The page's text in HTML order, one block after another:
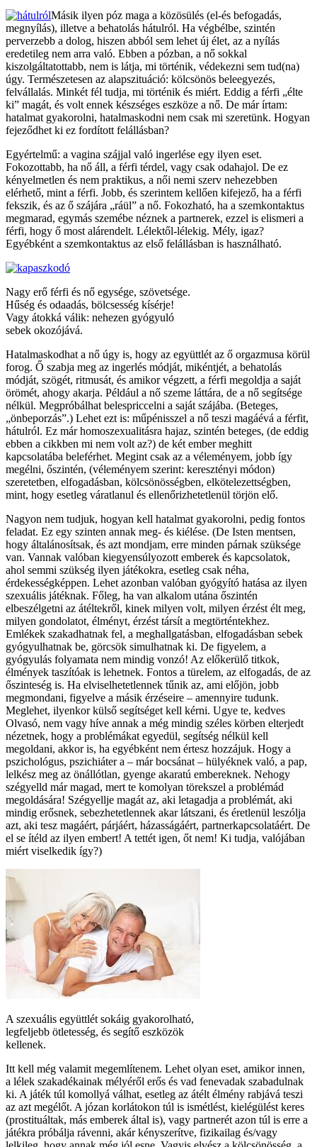
Másik ilyen póz maga a közösülés (el-és befogadás,
megnyílás), illetve a behatolás hátulról. Ha végbélbe, szintén
perverzebb a dolog, hiszen abból sem lehet új élet, az a nyílás
eredetileg nem arra való. Ebben a pózban, a nő sokkal
kiszolgáltatottabb, nem is látja, mi történik, védekezni sem tud(na)
úgy. Természetesen az alapszituáció: kölcsönös beleegyezés,
felvállalás. Minkét fél tudja, mi történik és miért. Eddig a férfi „élte
ki” magát, és volt ennek készséges eszköze a nő. De már írtam:
hatalmat gyakorolni, hatalmaskodni nem csak mi szeretünk. Hogyan
fejeződhet ki ez fordított felállásban?
Egyértelmű: a vagina szájjal való ingerlése egy ilyen eset.
Fokozottabb, ha nő áll, a férfi térdel, vagy csak odahajol. De ez
kényelmetlen és nem praktikus, a női nemi szerv nehezebben
elérhető, mint a férfi. Jobb, és szerintem kellően kifejező, ha a férfi
fekszik, és az ő szájára „ráül” a nő. Fokozható, ha a szemkontaktus
megmarad, egymás szemébe néznek a partnerek, ezzel is elismeri a
férfi, hogy ő most alárendelt. Lélektől-lélekig. Mély, igaz?
Egyébként a szemkontaktus az első felállásban is használható.
Nagy erő férfi és nő egysége, szövetsége.
Hűség és odaadás, bölcsesség kísérje!
Vagy átokká válik: nehezen gyógyuló
sebek okozójává.
Hatalmaskodhat a nő úgy is, hogy az együttlét az ő orgazmusa körül
forog. Ő szabja meg az ingerlés módját, mikéntjét, a behatolás
módját, szögét, ritmusát, és amikor végzett, a férfi megoldja a saját
örömét, ahogy akarja. Például a nő szeme láttára, de a nő segítsége
nélkül. Megpróbálhat belespriccelni a saját szájába. (Beteges,
„önbeporzás”.) Lehet ezt is: műpénisszel a nő teszi magáévá a férfit,
hátulról. Ez már homoszexualitásra hajaz, szintén beteges, (de eddig
ebben a cikkben mi nem volt az?) de két ember meghitt
kapcsolatába beleférhet. Megint csak az a véleményem, jobb így
megélni, őszintén, (véleményem szerint: keresztényi módon)
szeretetben, elfogadásban, kölcsönösségben, elkötelezettségben,
mint, hogy esetleg váratlanul és ellenőrizhetetlenül törjön elő.
Nagyon nem tudjuk, hogyan kell hatalmat gyakorolni, pedig fontos
feladat. Ez egy szinten annak meg- és kiélése. (De Isten mentsen,
hogy általánosítsak, és azt mondjam, erre minden párnak szüksége
van. Vannak valóban kiegyensúlyozott emberek és kapcsolatok,
ahol semmi szükség ilyen játékokra, esetleg csak néha,
érdekességképpen. Lehet azonban valóban gyógyító hatása az ilyen
szexuális játéknak. Főleg, ha van alkalom utána őszintén
elbeszélgetni az átéltekről, kinek milyen volt, milyen érzést élt meg,
milyen gondolatot, élményt, érzést társít a megtörténtekhez.
Emlékek szakadhatnak fel, a meghallgatásban, elfogadásban sebek
gyógyulhatnak be, görcsök simulhatnak ki. De figyelem, a
gyógyulás folyamata nem mindig vonzó! Az előkerülő titkok,
élmények taszítóak is lehetnek. Fontos a türelem, az elfogadás, de az
őszinteség is. Ha elviselhetetlennek tűnik az, ami előjön, jobb
megmondani, figyelve a másik érzéseire – amennyire tudunk.
Meglehet, ilyenkor külső segítséget kell kérni. Ugye te, kedves
Olvasó, nem vagy híve annak a még mindig széles körben elterjedt
nézetnek, hogy a problémákat egyedül, segítség nélkül kell
megoldani, akkor is, ha egyébként nem értesz hozzájuk. Hogy a
pszichológus, pszichiáter a – már bocsánat – hülyéknek való, a pap,
lelkész meg az önállótlan, gyenge akaratú embereknek. Nehogy
szégyelld már magad, mert te komolyan törekszel a problémád
megoldására! Szégyellje magát az, aki letagadja a problémát, aki
mindig erősnek, sebezhetetlennek akar látszani, és éretlenül leszólja
azt, aki tesz magáért, párjáért, házasságáért, partnerkapcsolatáért. De
el se ítéld az ilyen embert! A tettét igen, őt nem! Ki tudja, valójában
miért viselkedik így?)
A szexuális együttlét sokáig gyakorolható,
legfeljebb ötletesség, és segítő eszközök
kellenek.
Itt kell még valamit megemlítenem. Lehet olyan eset, amikor innen,
a lélek szakadékainak mélyéről erős és vad fenevadak szabadulnak
ki. A játék túl komollyá válhat, esetleg az átélt élmény rabjává teszi
az azt megélőt. A józan korlátokon túl is ismétlést, kielégülést keres
(prostituáltak, más emberek által is), vagy partnerét azon túl is erre a
játékra próbálja rávenni, akár kényszerítve, fizikailag és/vagy